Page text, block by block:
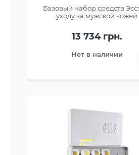
Базовый набор средств
уходу за мужской кожей
13 734 грн.
Нет в наличии